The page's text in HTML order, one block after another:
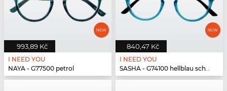
993,89 Kč
I NEED YOU
NAYA - G77500 petrol
840,47 Kč
I NEED YOU
SASHA - G74100 hellblau schwarz